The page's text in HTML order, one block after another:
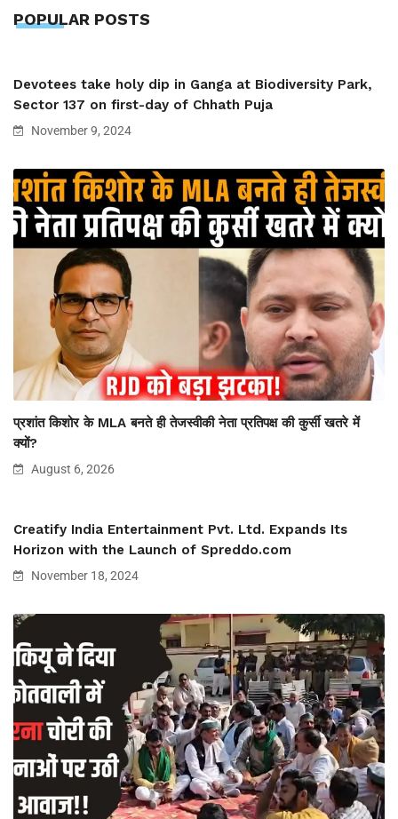
POPULAR POSTS
Devotees take holy dip in Ganga at Biodiversity Park,
Sector 137 on first-day of Chhath Puja
November 9, 2024
प्रशांत किशोर के MLA बनते ही तेजस्वीकी नेता प्रतिपक्ष की कुर्सी खतरे में
क्यों?
August 6, 2026
Creatify India Entertainment Pvt. Ltd. Expands Its
Horizon with the Launch of Spreddo.com
November 18, 2024